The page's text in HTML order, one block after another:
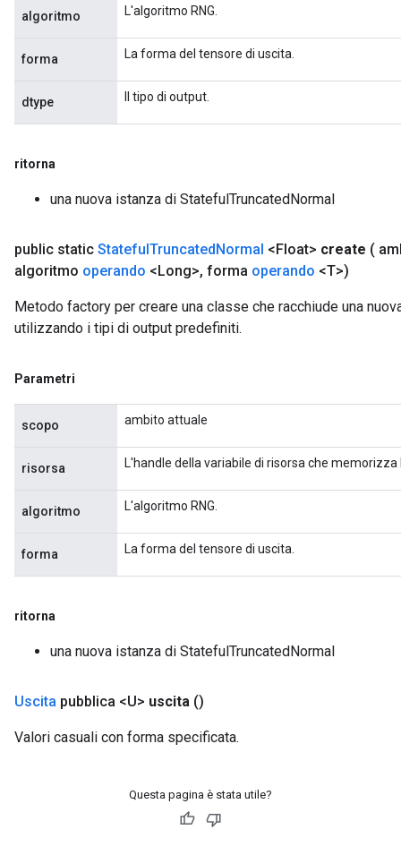
algoritmo L'algoritmo RNG.
forma La forma del tensore di uscita.
dtype Il tipo di output.
ritorna
una nuova istanza di StatefulTruncatedNormal
public static StatefulTruncatedNormal <Float> create (
algoritmo operando <Long>, forma operando <T>)
Metodo factory per creare una classe che racchiude una
utilizzando i tipi di output predefiniti.
Parametri
scopo ambito attuale
risorsa L'handle della variabile di risorsa che memorizza
algoritmo L'algoritmo RNG.
forma La forma del tensore di uscita.
ritorna
una nuova istanza di StatefulTruncatedNormal
Uscita pubblica <U> uscita ()
Valori casuali con forma specificata.
Questa pagina è stata utile?